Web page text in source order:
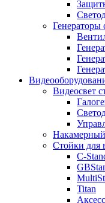
Генераторы
Видеосвет
Стойки для
C-
Titan